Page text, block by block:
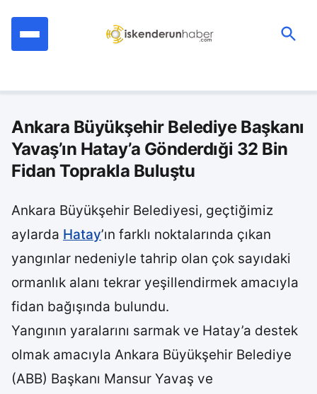
Ankara Büyükşehir Belediye Başkanı
Yavaş’ın Hatay’a Gönderdıği 32 Bin
Fidan Toprakla Buluştu
Ankara Büyükşehir Belediyesi, geçtiğimiz
aylarda Hatay’ın farklı noktalarında çıkan
yangınlar nedeniyle tahrip olan çok sayıdaki
ormanlık alanı tekrar yeşillendirmek amacıyla
fidan bağışında bulundu.
Yangının yaralarını sarmak ve Hatay’a destek
olmak amacıyla Ankara Büyükşehir Belediye
(ABB) Başkanı Mansur Yavaş ve